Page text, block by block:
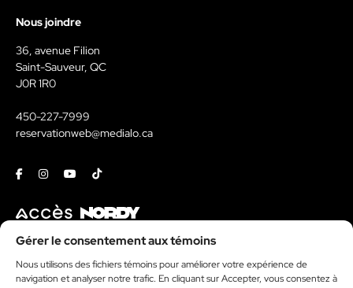
Gérer le consentement aux témoins
Nous utilisons des fichiers témoins pour améliorer votre expérience de
navigation et analyser notre trafic. En cliquant sur Accepter, vous consentez à
Nous joindre
36, avenue Filion
Saint-Sauveur, QC
J0R 1R0
450-227-7999
reservationweb@medialo.ca
FacebookInstagramYoutubeTiktok
Contact
Kit média
Politique de témoins